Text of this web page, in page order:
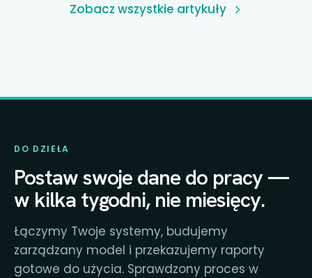
Zobacz wszystkie artykuły
DO DZIEŁA
Postaw swoje dane do pracy —
w kilka tygodni, nie miesięcy.
Łączymy Twoje systemy, budujemy
zarządzany model i przekazujemy raporty
gotowe do użycia. Sprawdzony proces w